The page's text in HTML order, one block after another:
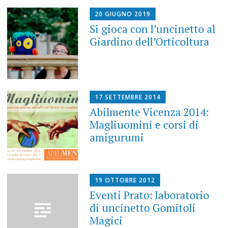
20 GIUGNO 2019
Si gioca con l’uncinetto al
Giardino dell’Orticoltura
17 SETTEMBRE 2014
Abilmente Vicenza 2014:
Magliuomini e corsi di
amigurumi
19 OTTOBRE 2012
Eventi Prato: laboratorio
di uncinetto Gomitoli
Magici